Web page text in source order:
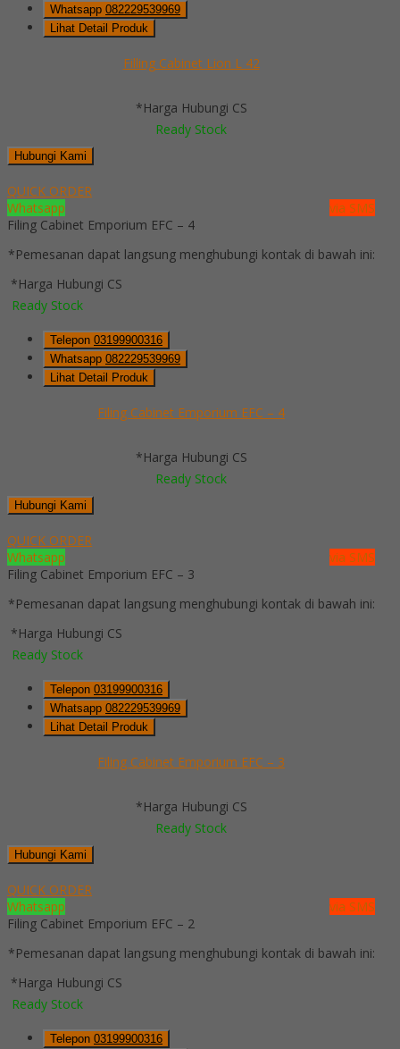
Whatsapp 082229539969
Lihat Detail Produk
Filling Cabinet Lion L 42
*Harga Hubungi CS
Ready Stock
Hubungi Kami
QUICK ORDER
Whatsapp
via SMS
Filing Cabinet Emporium EFC – 4
*Pemesanan dapat langsung menghubungi kontak di bawah ini:
*Harga Hubungi CS
Ready Stock
Telepon 03199900316
Whatsapp 082229539969
Lihat Detail Produk
Filing Cabinet Emporium EFC – 4
*Harga Hubungi CS
Ready Stock
Hubungi Kami
QUICK ORDER
Whatsapp
via SMS
Filing Cabinet Emporium EFC – 3
*Pemesanan dapat langsung menghubungi kontak di bawah ini:
*Harga Hubungi CS
Ready Stock
Telepon 03199900316
Whatsapp 082229539969
Lihat Detail Produk
Filing Cabinet Emporium EFC – 3
*Harga Hubungi CS
Ready Stock
Hubungi Kami
QUICK ORDER
Whatsapp
via SMS
Filing Cabinet Emporium EFC – 2
*Pemesanan dapat langsung menghubungi kontak di bawah ini:
*Harga Hubungi CS
Ready Stock
Telepon 03199900316